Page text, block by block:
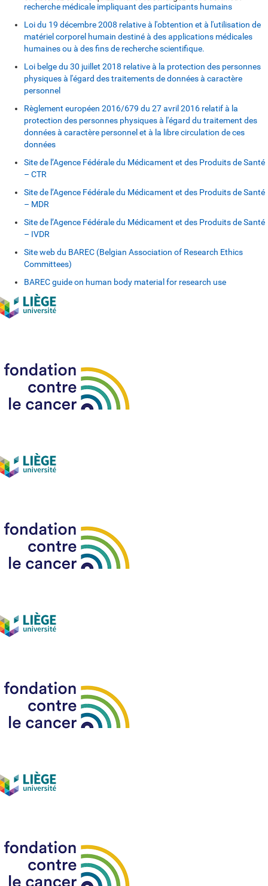
recherche médicale impliquant des participants humains
Loi du 19 décembre 2008 relative à l'obtention et à l'utilisation de
matériel corporel humain destiné à des applications médicales
humaines ou à des fins de recherche scientifique.
Loi belge du 30 juillet 2018 relative à la protection des personnes
physiques à l'égard des traitements de données à caractère
personnel
Règlement européen 2016/679 du 27 avril 2016 relatif à la
protection des personnes physiques à l'égard du traitement des
données à caractère personnel et à la libre circulation de ces
données
Site de l’Agence Fédérale du Médicament et des Produits de Santé
– CTR
Site de l’Agence Fédérale du Médicament et des Produits de Santé
– MDR
Site de l’Agence Fédérale du Médicament et des Produits de Santé
– IVDR
Site web du BAREC (Belgian Association of Research Ethics
Committees)
BAREC guide on human body material for research use